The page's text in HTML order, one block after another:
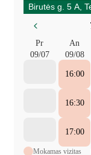
Birutės g. 5 A,
Pr
09/07
An
09/08
16:00
16:30
17:00
Mokamas vizitas